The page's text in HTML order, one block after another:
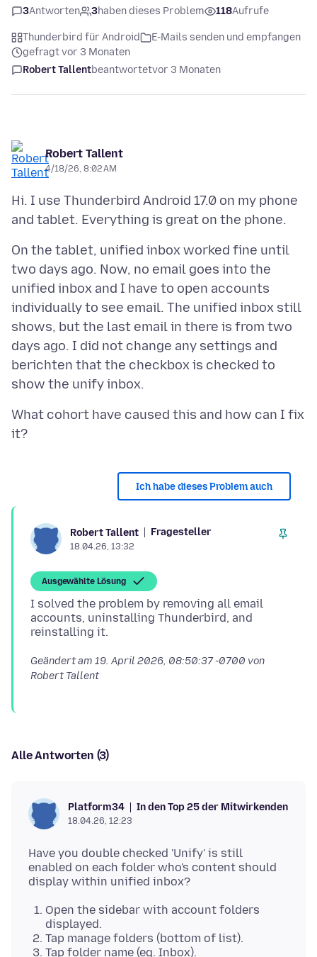
3Antworten 3haben dieses Problem 118Aufrufe
Thunderbird für Android
E-Mails senden und empfangen
gefragt vor 3 Monaten
Robert Tallentbeantwortetvor 3 Monaten
Robert Tallent
4/18/26, 8:02 AM
Hi. I use Thunderbird Android 17.0 on my phone
On the tablet, unified inbox worked fine until
two days ago. Now, no email goes into the
unified inbox and I have to open accounts
individually to see email. The unified inbox still
shows, but the last email in there is from two
days ago. I did not change any settings and
berichten that the checkbox is checked to
What cohort have caused this and how can I fix
Ich habe dieses Problem auch
Robert Tallent Fragesteller
18.04.26, 13:32
Ausgewählte Lösung
I solved the problem by removing all email
accounts, uninstalling Thunderbird, and
Geändert am 19. April 2026, 08:50:37 -0700 von
Robert Tallent
Alle Antworten (3)
Platform34 In den Top 25 der Mitwirkenden
18.04.26, 12:23
Have you double checked 'Unify' is still
enabled on each folder who's content should
Open the sidebar with account folders
displayed.
Tap manage folders (bottom of list).
Tap folder name (eg. Inbox).